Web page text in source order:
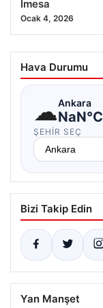
İmesa
Ocak 4, 2026
Hava Durumu
☁Ankara
NaN°C
ŞEHIR SEÇ
Bizi Takip Edin
Yan Manşet